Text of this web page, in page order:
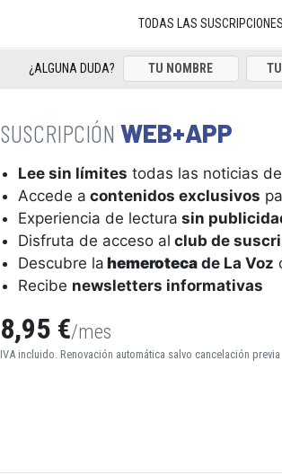
TODAS LAS SUSCRIPCIONES
¿ALGUNA DUDA?
WEB+APP
Lee sin límites todas las noticias
Accede a contenidos exclusivos
Experiencia de lectura sin
Disfruta de acceso al club de
Descubre la hemeroteca de La Voz
Recibe newsletters informativas
8,95 €/mes
IVA incluido. Renovación automática salvo cancelación previa